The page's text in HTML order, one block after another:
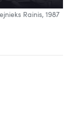
Rainis, 1987